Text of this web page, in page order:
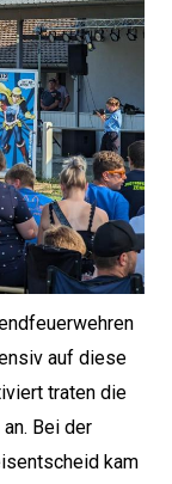
auf diese
traten die
Bei der
kam